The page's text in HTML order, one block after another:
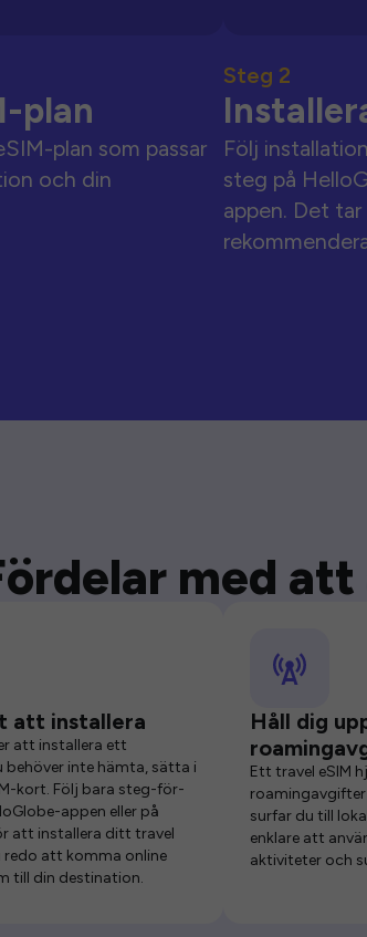
plan
plan som passar
och din
Steg 2
Följ
steg på
appen. Det
med
att installera
att installera ett
behöver inte hämta, sätta i
kort. Följ bara steg-för-
appen eller på
att installera ditt travel
redo att komma online
till din destination.
Håll dig
Ett travel eSIM
surfar du till
enklare att
aktiviteter och